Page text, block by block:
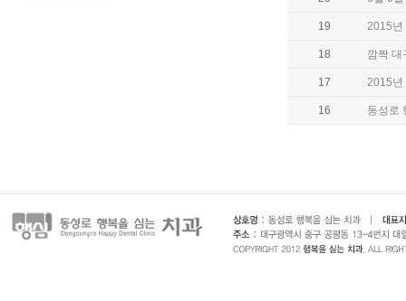
19 2015년
18 깜짝 대
17 2015년
16 동성로